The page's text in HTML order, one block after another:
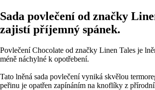
Sada povlečení od značky
zajistí příjemný spánek.
Povlečení Chocolate od značky Linen Tales je
méně náchylné k opotřebení.
Tato lněná sada povlečení vyniká skvělou
peřinu je opatřen zapínáním na knoflíky z